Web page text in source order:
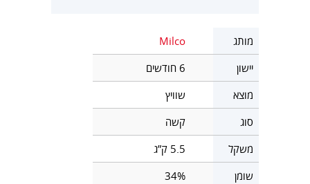
מותג
Milco
יישון
6 חודשים
מוצא
שוויץ
סוג
קשה
משקל
5.5 ק”ג
שומן
34%